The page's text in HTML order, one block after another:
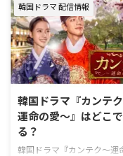
配信サービスを紹介する。
ドラマ『シンデレラゲーム
の母娘（おやこ）～』配信
『シンデレラゲーム～偽り
（おやこ）～』は、U-
占配信中。現在、第1～30
新規の登録なら31日間無料
用できる。無料期間中に解
ばお金は一切かからない！
規なら31日間無料／ 『シン
韓国ドラマ 配信情報
韓国ドラマ『カンテ
運命の愛～』はどこ
る？
韓国ドラマ『カンテク〜運